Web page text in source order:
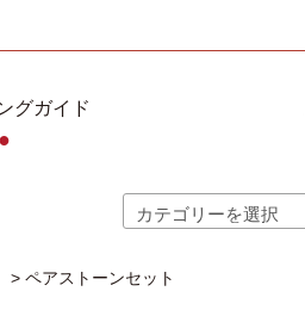
グガイド
●
> ペアストーンセット